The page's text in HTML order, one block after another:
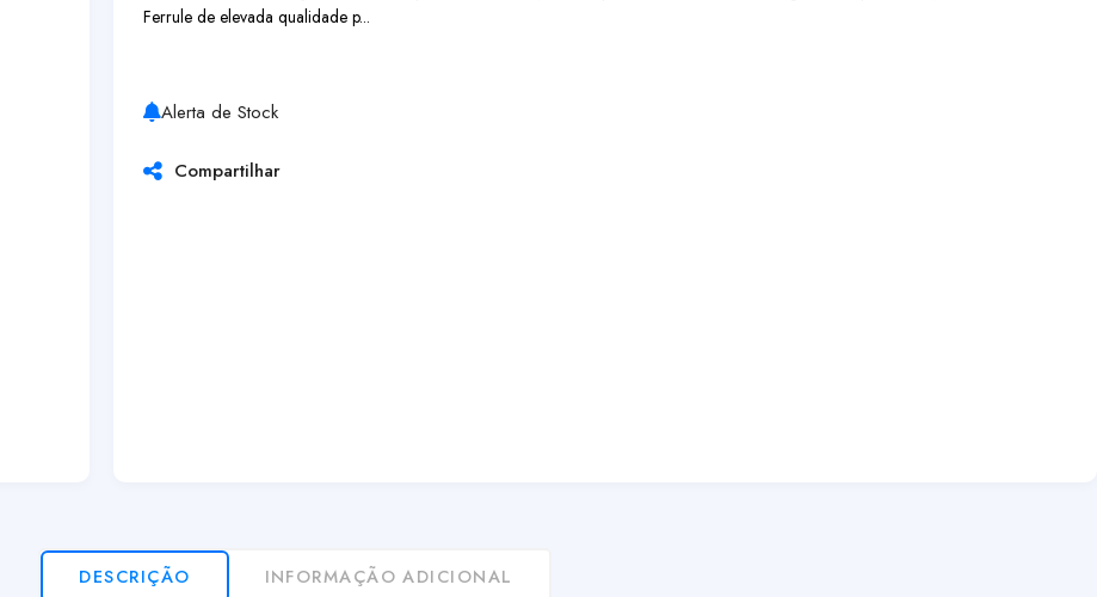
Ferrule de elevada qualidade p...
Alerta de Stock
Compartilhar
DESCRIÇÃO INFORMAÇÃO ADICIONAL